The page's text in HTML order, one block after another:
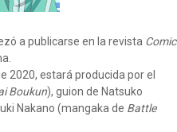
a publicarse en la revista Comic
2020, estará producida por el
Boukun), guion de Natsuko
Nakano (mangaka de Battle